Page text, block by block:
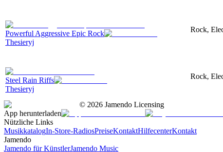
Powerful Aggressive Epic Rock
Thesieryj
Rock,
Steel Rain Riffs
Thesieryj
Rock,
© 2026 Jamendo Licensing
App herunterladen
Nützliche Links
MusikkatalogIn-Store-RadiosPreiseKontaktHilfecenterKontakt
Jamendo
Jamendo für KünstlerJamendo Music